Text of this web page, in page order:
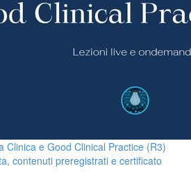
Clinica e Good Clinical Practice (R3)
contenuti preregistrati e certificato